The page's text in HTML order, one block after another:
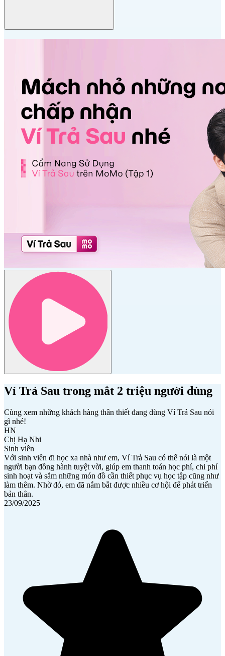
Ví Trả Sau trong mắt 2 triệu người dùng
Cùng xem những khách hàng thân thiết đang dùng Ví Trả Sau nói
gì nhé!
HN
Chị Hạ Nhi
Sinh viên
Với sinh viên đi học xa nhà như em, Ví Trả Sau có thể nói là một
người bạn đồng hành tuyệt vời, giúp em thanh toán học phí, chi phí
sinh hoạt và sắm những món đồ cần thiết phục vụ học tập cũng như
làm thêm. Nhờ đó, em đã nắm bắt được nhiều cơ hội để phát triển
bản thân.
23/09/2025